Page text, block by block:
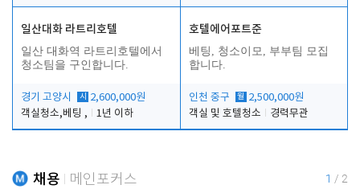
일산대화 라트리호텔
일산 대화역 라트리호텔에서
청소팀을 구인합니다.
경기 고양시 시
2,600,000원
객실청소,베팅 ,
1년 이하
호텔에어포트준
베팅, 청소이모, 부부팀 모집
합니다.
인천 중구 월 2,500,000원
객실 및 호텔청소
경력무관
채용 메인포커스 1 / 2